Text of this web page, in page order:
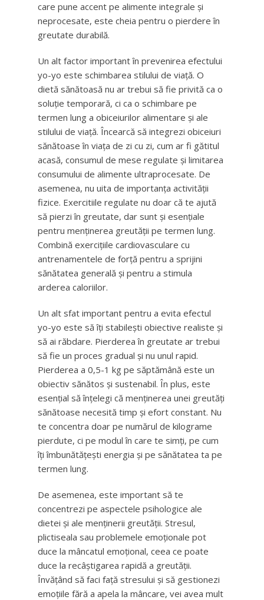
care pune accent pe alimente integrale și
neprocesate, este cheia pentru o pierdere în
greutate durabilă.
Un alt factor important în prevenirea efectului
yo-yo este schimbarea stilului de viață. O
dietă sănătoasă nu ar trebui să fie privită ca o
soluție temporară, ci ca o schimbare pe
termen lung a obiceiurilor alimentare și ale
stilului de viață. Încearcă să integrezi obiceiuri
sănătoase în viața de zi cu zi, cum ar fi gătitul
acasă, consumul de mese regulate și limitarea
consumului de alimente ultraprocesate. De
asemenea, nu uita de importanța activității
fizice. Exercitiile regulate nu doar că te ajută
să pierzi în greutate, dar sunt și esențiale
pentru menținerea greutății pe termen lung.
Combină exercițiile cardiovasculare cu
antrenamentele de forță pentru a sprijini
sănătatea generală și pentru a stimula
arderea caloriilor.
Un alt sfat important pentru a evita efectul
yo-yo este să îți stabilești obiective realiste și
să ai răbdare. Pierderea în greutate ar trebui
să fie un proces gradual și nu unul rapid.
Pierderea a 0,5-1 kg pe săptămână este un
obiectiv sănătos și sustenabil. În plus, este
esențial să înțelegi că menținerea unei greutăți
sănătoase necesită timp și efort constant. Nu
te concentra doar pe numărul de kilograme
pierdute, ci pe modul în care te simți, pe cum
îți îmbunătățești energia și pe sănătatea ta pe
termen lung.
De asemenea, este important să te
concentrezi pe aspectele psihologice ale
dietei și ale menținerii greutății. Stresul,
plictiseala sau problemele emoționale pot
duce la mâncatul emoțional, ceea ce poate
duce la recâștigarea rapidă a greutății.
Învățând să faci față stresului și să gestionezi
emoțiile fără a apela la mâncare, vei avea mult